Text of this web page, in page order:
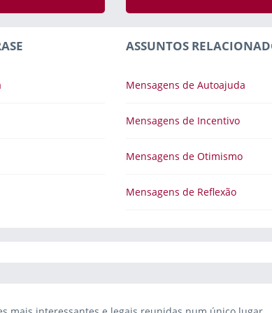
ASSUNTOS
Mensagens de Autoajuda
Mensagens de Incentivo
Mensagens de Otimismo
Mensagens de Reflexão